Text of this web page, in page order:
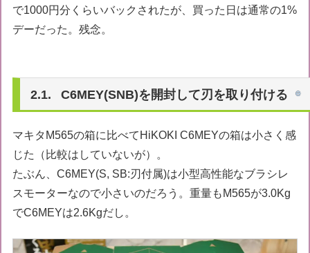
で1000円分くらいバックされたが、買った日は通常の1%
デーだった。残念。
C6MEY(SNB)を開封して刃を取り付ける
マキタM565の箱に比べてHiKOKI C6MEYの箱は小さく感
じた（比較はしていないが）。
たぶん、C6MEY(S, SB:刃付属)は小型高性能なブラシレ
スモーターなので小さいのだろう。重量もM565が3.0Kg
でC6MEYは2.6Kgだし。